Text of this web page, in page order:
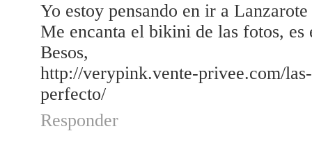
Yo estoy pensando en ir a
Me encanta el bikini de las fotos, es
Besos,
http://verypink.vente-privee.com/
perfecto/
Responder